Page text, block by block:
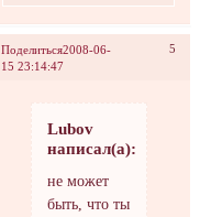
Поделиться 5
2008-06-
15 23:14:47
Lubov
написал(а):
не может
быть, что ты